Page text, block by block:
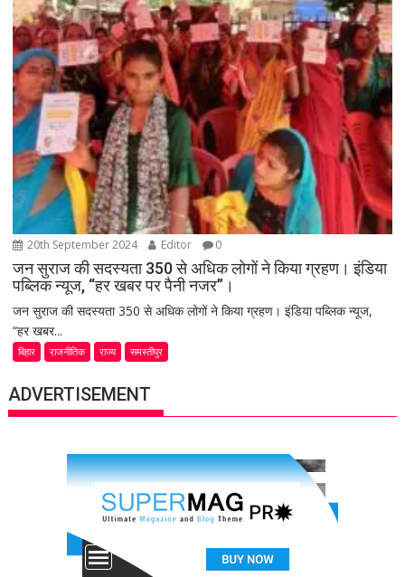
20th September 2024 Editor 0
जन सुराज की सदस्यता 350 से अधिक लोगों ने किया ग्रहण। इंडिया
पब्लिक न्यूज, “हर खबर पर पैनी नजर”।
जन सुराज की सदस्यता 350 से अधिक लोगों ने किया ग्रहण। इंडिया पब्लिक न्यूज,
“हर खबर...
बिहार राजनीतिक राज्य समस्तीपुर
ADVERTISEMENT